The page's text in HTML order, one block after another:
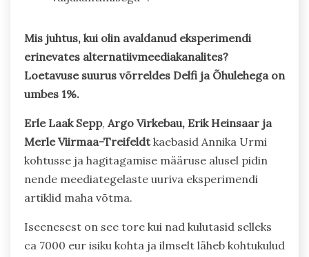
Mis juhtus, kui olin avaldanud eksperimendi
erinevates alternatiivmeediakanalites?
Loetavuse suurus võrreldes Delfi ja Õhulehega on
umbes 1%.
Erle Laak Sepp, Argo Virkebau, Erik Heinsaar ja
Merle Viirmaa-Treifeldtkaebasid Annika Urmi
kohtusse ja hagitagamise määruse alusel pidin
nende meediategelaste uuriva eksperimendi
artiklid maha võtma.
Iseenesest on see tore kui nad kulutasid selleks
ca 7000 eur isiku kohta ja ilmselt läheb kohtukulud